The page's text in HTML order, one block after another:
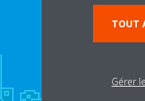
TOUT
Gérer